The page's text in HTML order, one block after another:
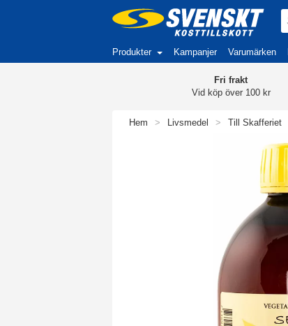
Produkter Kampanjer Varumärken
Fri frakt
Vid köp över 100 kr
Hem > Livsmedel > Till Skafferiet